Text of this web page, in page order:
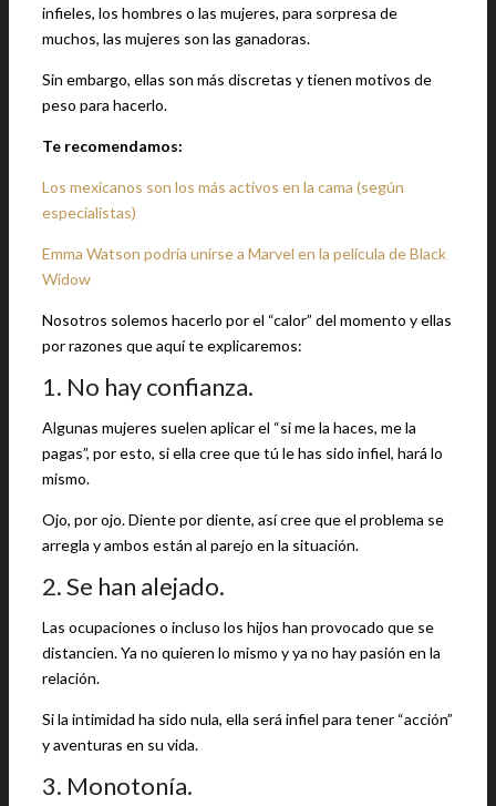
infieles, los hombres o las mujeres, para sorpresa de
muchos, las mujeres son las ganadoras.
Sin embargo, ellas son más discretas y tienen motivos de
peso para hacerlo.
Te recomendamos:
Los mexicanos son los más activos en la cama (según
especialistas)
Emma Watson podría unirse a Marvel en la película de Black
Widow
Nosotros solemos hacerlo por el “calor” del momento y ellas
por razones que aquí te explicaremos:
1. No hay confianza.
Algunas mujeres suelen aplicar el “si me la haces, me la
pagas”, por esto, si ella cree que tú le has sido infiel, hará lo
mismo.
Ojo, por ojo. Diente por diente, así cree que el problema se
arregla y ambos están al parejo en la situación.
2. Se han alejado.
Las ocupaciones o incluso los hijos han provocado que se
distancien. Ya no quieren lo mismo y ya no hay pasión en la
relación.
Si la intimidad ha sido nula, ella será infiel para tener “acción”
y aventuras en su vida.
3. Monotonía.